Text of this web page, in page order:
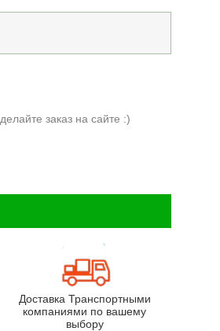
заказ на сайте :)
Доставка Транспортными
компаниями по вашему
выбору